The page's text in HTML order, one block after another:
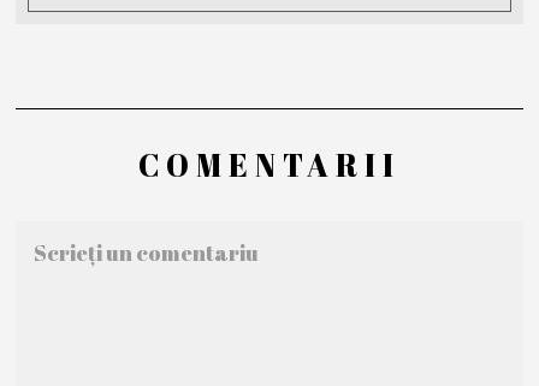
COMENTARII